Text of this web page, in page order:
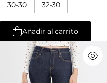
30-30
32-30
Añadir al carrito